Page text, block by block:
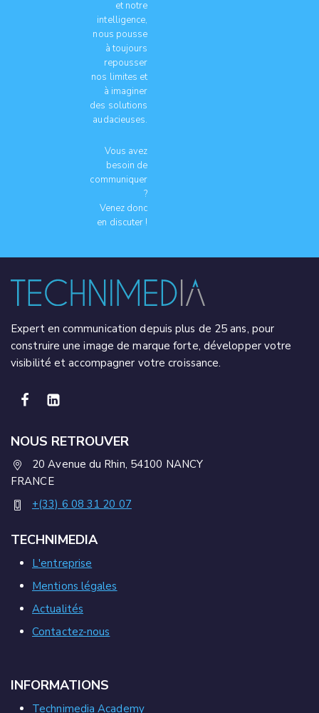
et notre
intelligence,
nous pousse
à toujours
repousser
nos limites et
à imaginer
des solutions
audacieuses.
Vous avez
besoin de
communiquer
?
Venez donc
en discuter !
Expert en communication depuis plus de 25 ans, pour
construire une image de marque forte, développer votre
visibilité et accompagner votre croissance.
NOUS RETROUVER
20 Avenue du Rhin, 54100 NANCY
FRANCE
+(33) 6 08 31 20 07
TECHNIMEDIA
L'entreprise
Mentions légales
Actualités
Contactez-nous
INFORMATIONS
Technimedia Academy